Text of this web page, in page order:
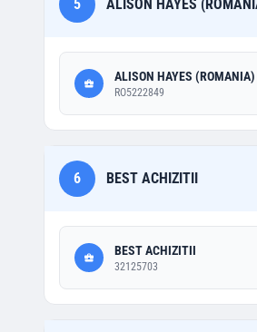
5 ALISON HAYES
ALISON HAYES (ROMANIA)
RO5222849
6 BEST ACHIZITII
BEST ACHIZITII
32125703